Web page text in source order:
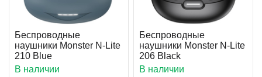
Беспроводные
наушники Monster N-Lite
210 Blue
В наличии
Беспроводные
наушники Monster N-Lite
206 Black
В наличии